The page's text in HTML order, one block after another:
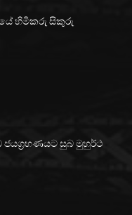
හිමිකරු සිකුරු
සුබ මුහුර්ථ